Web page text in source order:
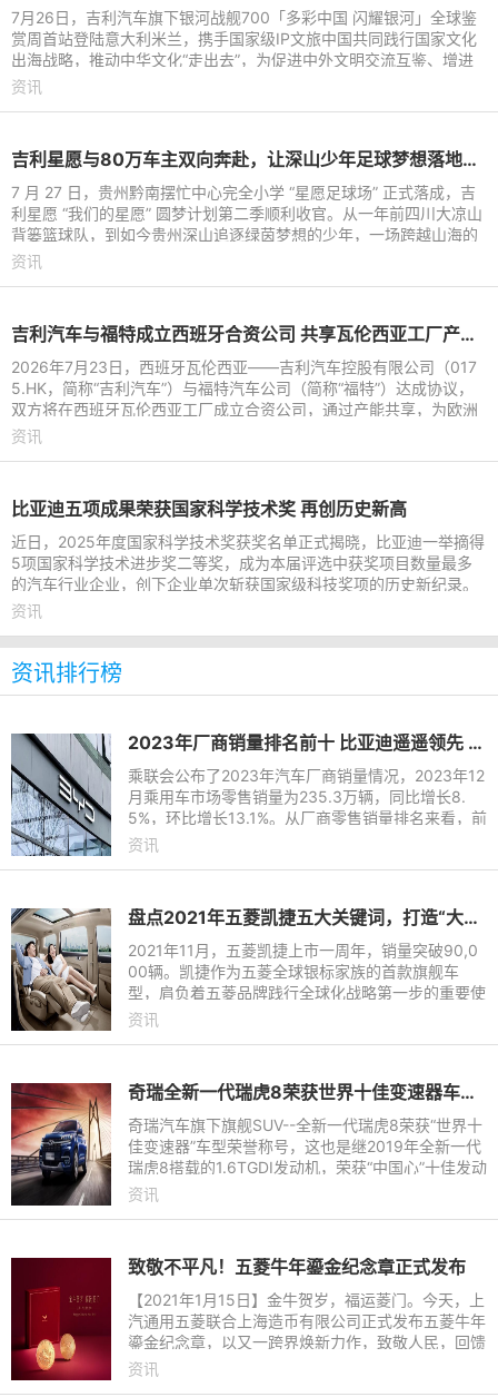
7月26日，吉利汽车旗下银河战舰700「多彩中国 闪耀银河」全球鉴
赏周首站登陆意大利米兰，携手国家级IP文旅中国共同践行国家文化
出海战略，推动中华文化“走出去”，为促进中外文明交流互鉴、增进
国际文化交流搭建起全
资讯
吉利星愿与80万车主双向奔赴，让深山少年足球梦想落地生根
7 月 27 日，贵州黔南摆忙中心完全小学 “星愿足球场” 正式落成，吉
利星愿 “我们的星愿” 圆梦计划第二季顺利收官。从一年前四川大凉山
背篓篮球队，到如今贵州深山追逐绿茵梦想的少年，一场跨越山海的
公益接力持续
资讯
吉利汽车与福特成立西班牙合资公司 共享瓦伦西亚工厂产能进行本地化生产
2026年7月23日，西班牙瓦伦西亚——吉利汽车控股有限公司（017
5.HK，简称“吉利汽车”）与福特汽车公司（简称“福特”）达成协议，
双方将在西班牙瓦伦西亚工厂成立合资公司，通过产能共享，为欧洲
市场打造吉利及福特
资讯
比亚迪五项成果荣获国家科学技术奖 再创历史新高
近日，2025年度国家科学技术奖获奖名单正式揭晓，比亚迪一举摘得
5项国家科学技术进步奖二等奖，成为本届评选中获奖项目数量最多
的汽车行业企业，创下企业单次斩获国家级科技奖项的历史新纪录。
目前比亚迪已全面贯通新
资讯
资讯排行榜
2023年厂商销量排名前十 比亚迪遥遥领先 长城垫底
乘联会公布了2023年汽车厂商销量情况，2023年12
月乘用车市场零售销量为235.3万辆，同比增长8.
5%，环比增长13.1%。从厂商零售销量排名来看，前
十的车企分别为比亚迪、一汽-大众、上汽大众、吉
资讯
盘点2021年五菱凯捷五大关键词，打造“大四座”家用车新风尚
2021年11月，五菱凯捷上市一周年，销量突破90,0
00辆。凯捷作为五菱全球银标家族的首款旗舰车
型，肩负着五菱品牌践行全球化战略第一步的重要使
命。从产品理念至用户服务，凯捷凭借着对用户对关
资讯
奇瑞全新一代瑞虎8荣获世界十佳变速器车型殊荣
奇瑞汽车旗下旗舰SUV--全新一代瑞虎8荣获“世界十
佳变速器”车型荣誉称号，这也是继2019年全新一代
瑞虎8搭载的1.6TGDI发动机，荣获“中国心”十佳发动
机后获得的又一殊荣。自此，全新一代瑞虎8也成为
资讯
致敬不平凡！五菱牛年鎏金纪念章正式发布
【2021年1月15日】金牛贺岁，福运菱门。今天，上
汽通用五菱联合上海造币有限公司正式发布五菱牛年
鎏金纪念章，以又一跨界焕新力作，致敬人民，回馈
用户，纪念不平凡的2020年，携手人民喜迎“牛”
资讯